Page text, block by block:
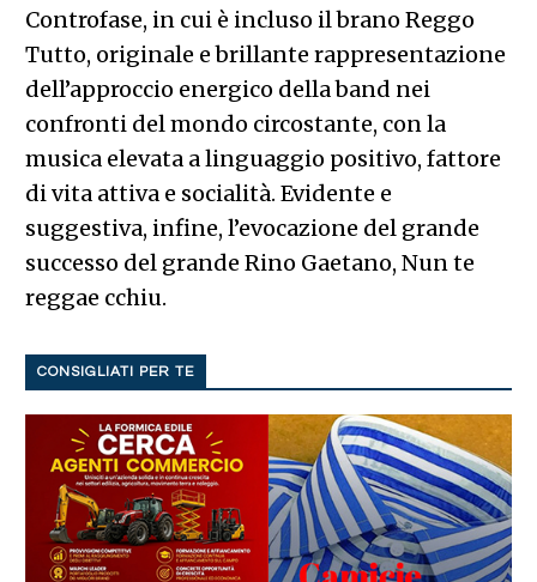
Controfase, in cui è incluso il brano Reggo
Tutto, originale e brillante rappresentazione
dell’approccio energico della band nei
confronti del mondo circostante, con la
musica elevata a linguaggio positivo, fattore
di vita attiva e socialità. Evidente e
suggestiva, infine, l’evocazione del grande
successo del grande Rino Gaetano, Nun te
reggae cchiu.
CONSIGLIATI PER TE